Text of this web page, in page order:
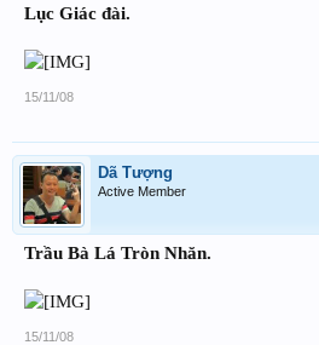
Lục Giác đài.
15/11/08
Dã Tượng
Active Member
Trầu Bà Lá Tròn Nhăn.
15/11/08